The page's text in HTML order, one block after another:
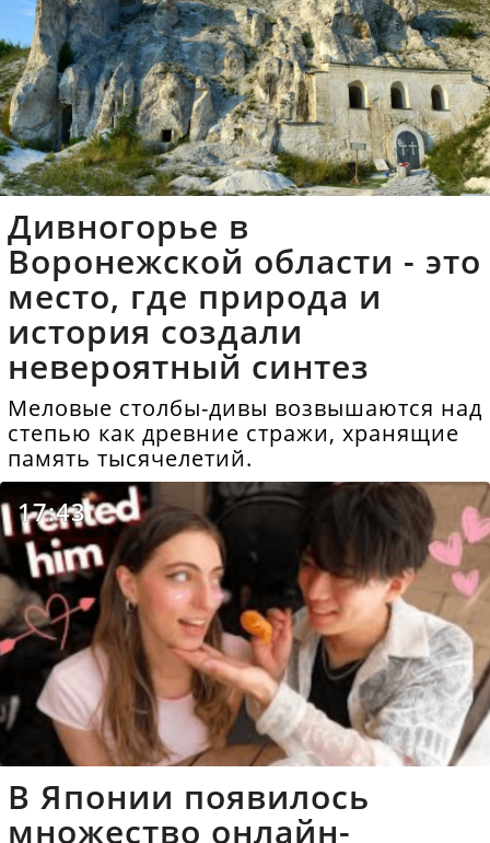
Дивногорье в
Воронежской области - это
место, где природа и
история создали
невероятный синтез
Меловые столбы-дивы возвышаются над
степью как древние стражи, хранящие
память тысячелетий.
17:43
В Японии появилось
множество онлайн-